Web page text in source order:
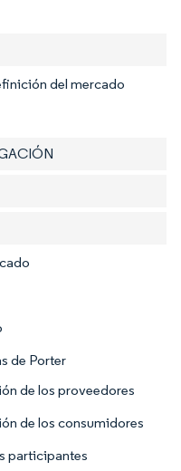
del mercado
de Porter
de los proveedores
de los consumidores
participantes